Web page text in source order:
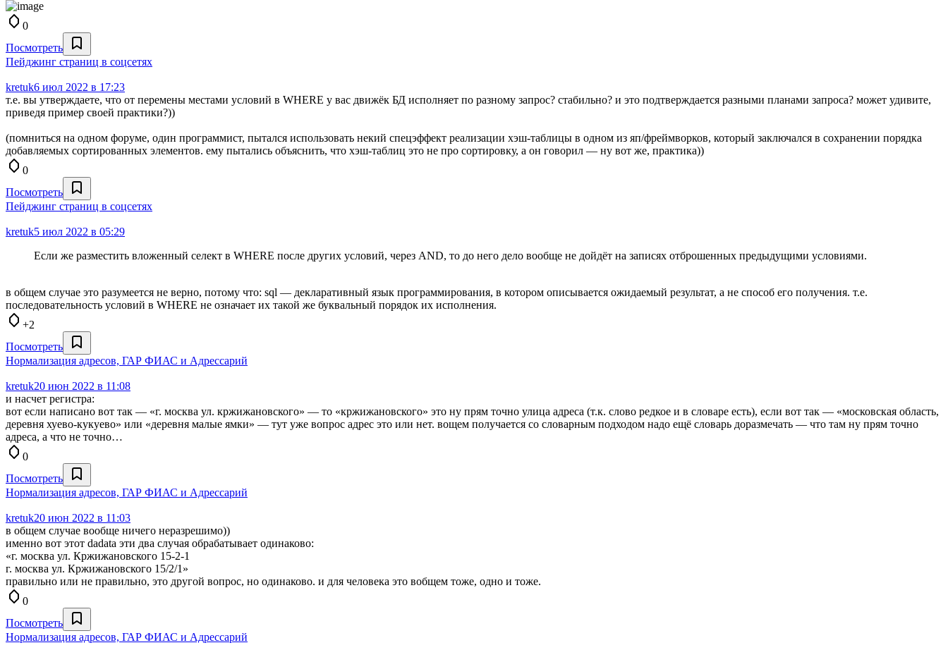
0
Посмотреть
Пейджинг страниц в соцсетях
kretuk6 июл 2022 в 17:23
т.е. вы утверждаете, что от перемены местами условий в WHERE у вас движёк БД исполняет по разному запрос? стабильно? и это подтверждается разными планами запроса? может удивите,
приведя пример своей практики?))
(помниться на одном форуме, один программист, пытался использовать некий спецэффект реализации хэш-таблицы в одном из яп/фреймворков, который заключался в сохранении порядка
добавляемых сортированных элементов. ему пытались объяснить, что хэш-таблиц это не про сортировку, а он говорил — ну вот же, практика))
0
Посмотреть
Пейджинг страниц в соцсетях
kretuk5 июл 2022 в 05:29
Если же разместить вложенный селект в WHERE после других условий, через AND, то до него дело вообще не дойдёт на записях отброшенных предыдущими условиями.
в общем случае это разумеется не верно, потому что: sql — декларативный язык программирования, в котором описывается ожидаемый результат, а не способ его получения. т.е.
последовательность условий в WHERE не означает их такой же буквальный порядок их исполнения.
+2
Посмотреть
Нормализация адресов, ГАР ФИАС и Адрессарий
kretuk20 июн 2022 в 11:08
и насчет регистра:
вот если написано вот так — «г. москва ул. кржижановского» — то «кржижановского» это ну прям точно улица адреса (т.к. слово редкое и в словаре есть), если вот так — «московская область,
деревня хуево-кукуево» или «деревня малые ямки» — тут уже вопрос адрес это или нет. вощем получается со словарным подходом надо ещё словарь доразмечать — что там ну прям точно
адреса, а что не точно…
0
Посмотреть
Нормализация адресов, ГАР ФИАС и Адрессарий
kretuk20 июн 2022 в 11:03
в общем случае вообще ничего неразрешимо))
именно вот этот dadata эти два случая обрабатывает одинаково:
«г. москва ул. Кржижановского 15-2-1
г. москва ул. Кржижановского 15/2/1»
правильно или не правильно, это другой вопрос, но одинаково. и для человека это вобщем тоже, одно и тоже.
0
Посмотреть
Нормализация адресов, ГАР ФИАС и Адрессарий